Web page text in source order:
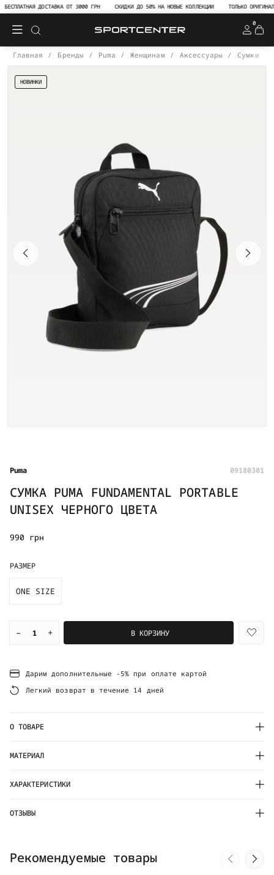
ДОСТАВКА ОТ 3000 ГРН СКИДКИ ДО 50% НА НОВЫЕ КОЛЛЕКЦИИ ТОЛЬКО
0
Главная Бренды Puma Женщинам Аксессуары Сумки
НОВИНКИ
Puma 09180301
СУМКА PUMA FUNDAMENTAL PORTABLE
UNISEX ЧЕРНОГО ЦВЕТА
990 грн
РАЗМЕР
ONE SIZE
– + В КОРЗИНУ
Дарим дополнительные -5% при оплате картой
Легкий возврат в течение 14 дней
О ТОВАРЕ
МАТЕРИАЛ
ХАРАКТЕРИСТИКИ
ОТЗЫВЫ
Рекомендуемые товары